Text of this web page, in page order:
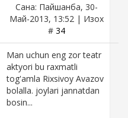
Сана: Пайшанба, 30-
Май-2013, 13:52 | Изох
# 34
Man uchun eng zor teatr
aktyori bu raxmatli
tog'amla Rixsivoy Avazov
bolalla. joylari jannatdan
bosin...